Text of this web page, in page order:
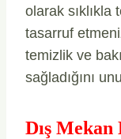
olarak sıklıkla
tasarruf
temizlik ve
sağladığını
Dış